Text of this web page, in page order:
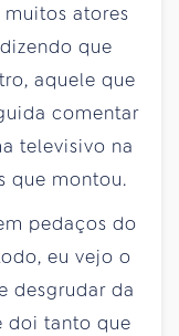
atores
que
aquele que
comentar
televisivo na
que montou.
pedaços do
eu vejo o
desgrudar da
doi tanto que